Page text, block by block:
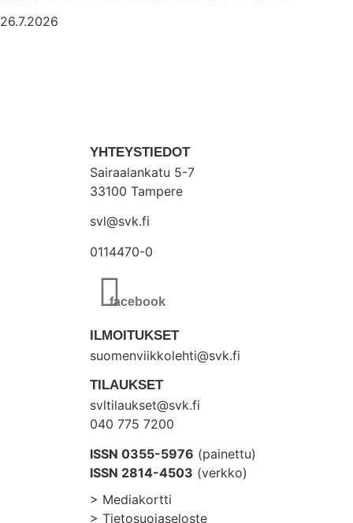
26.7.2026
YHTEYSTIEDOT
Sairaalankatu 5-7
33100 Tampere
svl@svk.fi
0114470-0
ILMOITUKSET
suomenviikkolehti@svk.fi
TILAUKSET
svltilaukset@svk.fi
040 775 7200
ISSN 0355-5976 (painettu)
ISSN 2814-4503 (verkko)
> Mediakortti
> Tietosuojaseloste